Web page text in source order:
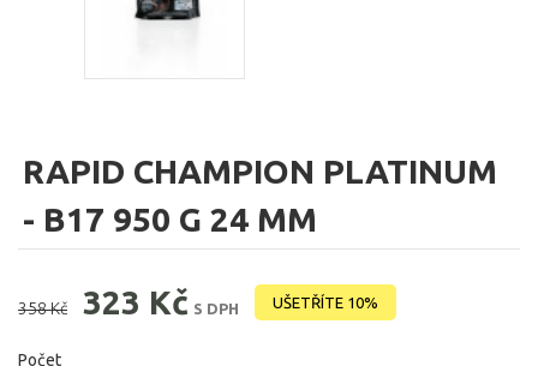
RAPID CHAMPION PLATINUM
- B17 950 G 24 MM
358 Kč 323 Kč S DPH UŠETŘÍTE 10%
Počet